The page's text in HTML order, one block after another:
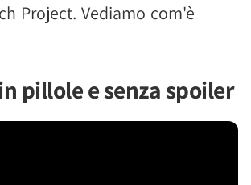
Project. Vediamo com'è
pillole e senza spoiler